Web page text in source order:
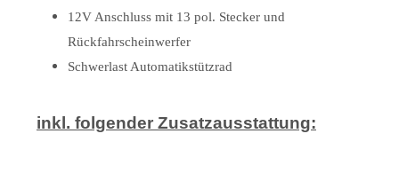
12V Anschluss mit 13 pol. Stecker und
Rückfahrscheinwerfer
Schwerlast Automatikstützrad
inkl. folgender Zusatzausstattung: